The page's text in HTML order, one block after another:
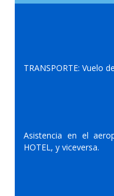
TRANSPORTE: Vuelo
Asistencia en el
HOTEL, y viceversa.